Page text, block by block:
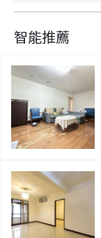
智能推薦